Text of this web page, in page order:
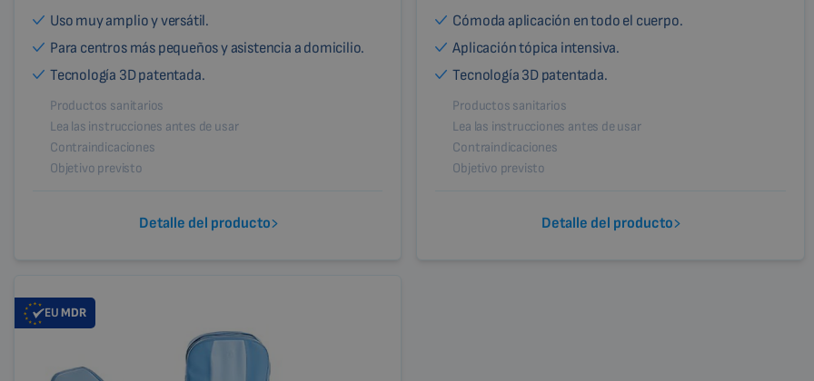
Uso muy amplio y versátil.
Para centros más pequeños y asistencia a domicilio.
Tecnología 3D patentada.
Productos sanitarios
Lea las instrucciones antes de usar
Contraindicaciones
Objetivo previsto
Detalle del producto
Cómoda aplicación en todo el cuerpo.
Aplicación tópica intensiva.
Tecnología 3D patentada.
Productos sanitarios
Lea las instrucciones antes de usar
Contraindicaciones
Objetivo previsto
Detalle del producto
EUMDR